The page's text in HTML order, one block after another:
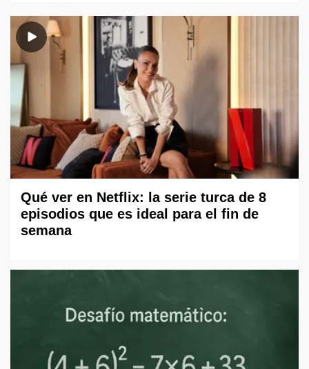
Qué ver en Netflix: la serie turca de 8
episodios que es ideal para el fin de
semana